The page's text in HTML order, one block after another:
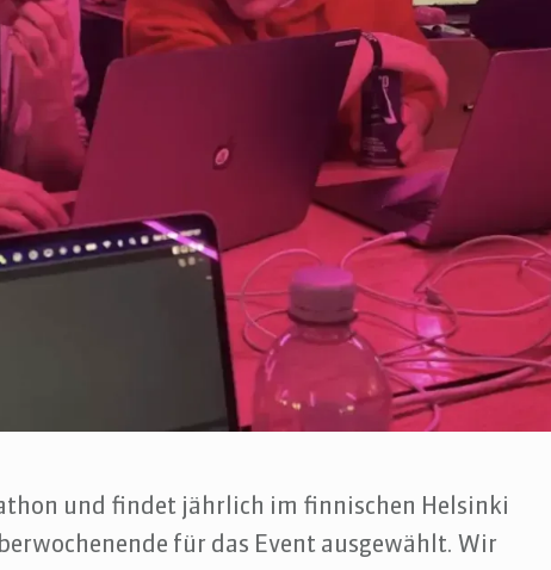
und findet jährlich im finnischen Helsinki
für das Event ausgewählt. Wir